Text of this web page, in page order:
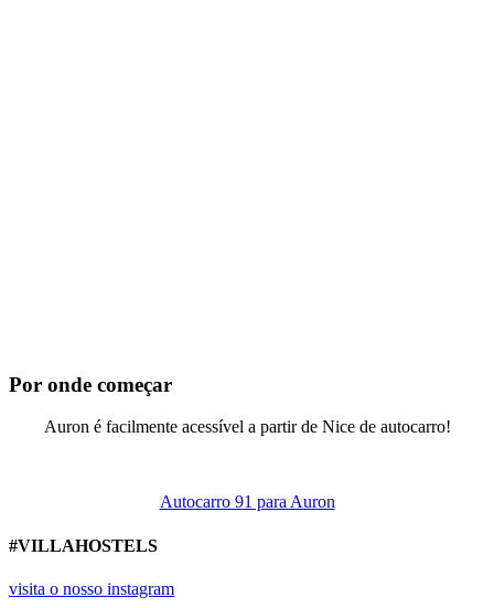
Por onde começar
Auron é facilmente acessível a partir de Nice de autocarro!
Autocarro 91 para Auron
#VILLAHOSTELS
visita o nosso instagram